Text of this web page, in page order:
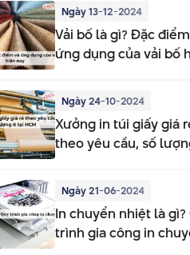
Ngày 13-12-2024
Vải bố là gì? Đặc
ứng dụng của vải bố
Ngày 24-10-2024
Xưởng in túi giấy giá
theo yêu cầu, số
Ngày 21-06-2024
In chuyển nhiệt là
trình gia công in